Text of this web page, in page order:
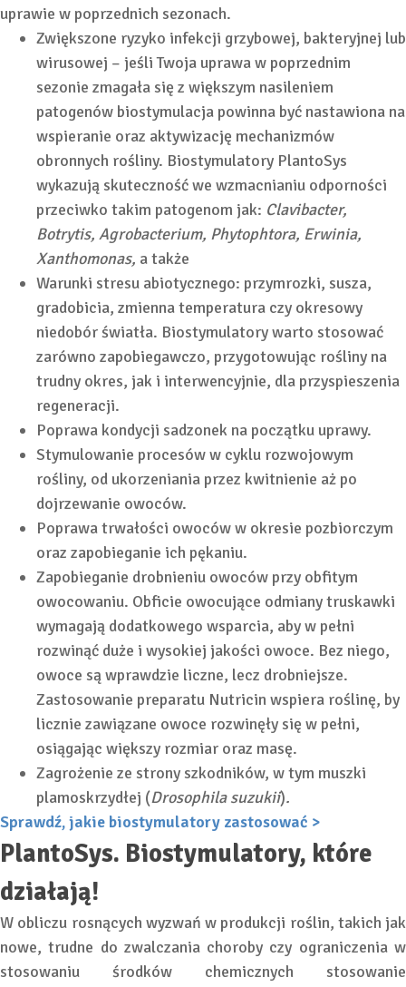
uprawie w poprzednich sezonach.
Zwiększone ryzyko infekcji grzybowej, bakteryjnej lub
wirusowej – jeśli Twoja uprawa w poprzednim
sezonie zmagała się z większym nasileniem
patogenów biostymulacja powinna być nastawiona na
wspieranie oraz aktywizację mechanizmów
obronnych rośliny. Biostymulatory PlantoSys
wykazują skuteczność we wzmacnianiu odporności
przeciwko takim patogenom jak: Clavibacter,
Botrytis, Agrobacterium, Phytophtora, Erwinia,
Xanthomonas, a także
Warunki stresu abiotycznego: przymrozki, susza,
gradobicia, zmienna temperatura czy okresowy
niedobór światła. Biostymulatory warto stosować
zarówno zapobiegawczo, przygotowując rośliny na
trudny okres, jak i interwencyjnie, dla przyspieszenia
regeneracji.
Poprawa kondycji sadzonek na początku uprawy.
Stymulowanie procesów w cyklu rozwojowym
rośliny, od ukorzeniania przez kwitnienie aż po
dojrzewanie owoców.
Poprawa trwałości owoców w okresie pozbiorczym
oraz zapobieganie ich pękaniu.
Zapobieganie drobnieniu owoców przy obfitym
owocowaniu. Obficie owocujące odmiany truskawki
wymagają dodatkowego wsparcia, aby w pełni
rozwinąć duże i wysokiej jakości owoce. Bez niego,
owoce są wprawdzie liczne, lecz drobniejsze.
Zastosowanie preparatu Nutricin wspiera roślinę, by
licznie zawiązane owoce rozwinęły się w pełni,
osiągając większy rozmiar oraz masę.
Zagrożenie ze strony szkodników, w tym muszki
plamoskrzydłej (Drosophila suzukii).
Sprawdź, jakie biostymulatory zastosować >
PlantoSys. Biostymulatory, które
działają!
W obliczu rosnących wyzwań w produkcji roślin, takich jak
nowe, trudne do zwalczania choroby czy ograniczenia w
stosowaniu środków chemicznych stosowanie